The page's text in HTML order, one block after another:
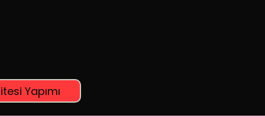
Yapımı